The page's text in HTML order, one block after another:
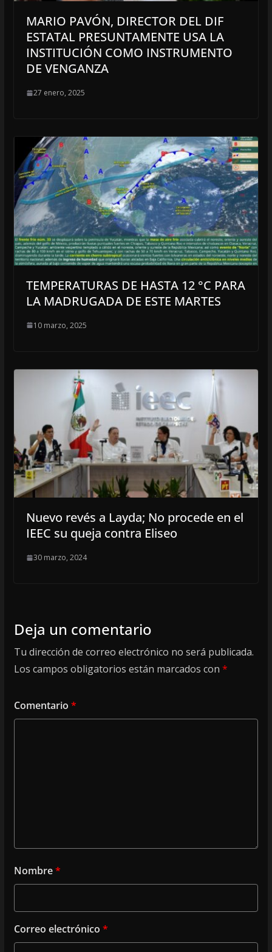
MARIO PAVÓN, DIRECTOR DEL DIF
ESTATAL PRESUNTAMENTE USA LA
INSTITUCIÓN COMO INSTRUMENTO
DE VENGANZA
27 enero, 2025
TEMPERATURAS DE HASTA 12 °C PARA
LA MADRUGADA DE ESTE MARTES
10 marzo, 2025
Nuevo revés a Layda; No procede en el
IEEC su queja contra Eliseo
30 marzo, 2024
Deja un comentario
Tu dirección de correo electrónico no será publicada.
Los campos obligatorios están marcados con *
Comentario *
Nombre*
Correo electrónico *